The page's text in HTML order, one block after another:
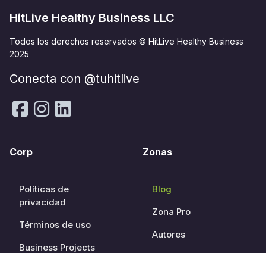
HitLive Healthy Business LLC
Todos los derechos reservados © HitLive Healthy Business
2025
Conecta con @tuhitlive
Corp
Políticas de
privacidad
Términos de uso
Business Projects
Zonas
Blog
Zona Pro
Autores